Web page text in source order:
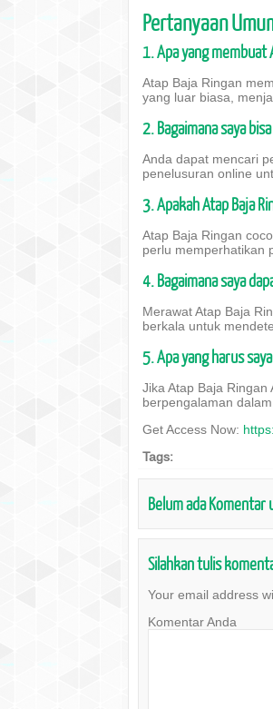
Pertanyaan
1. Apa yang membuat
Atap Baja Ringan
yang luar biasa,
2. Bagaimana saya
Anda dapat mencari
penelusuran online
3. Apakah Atap Baja
Atap Baja Ringan
perlu memperhatikan
4. Bagaimana saya
Merawat Atap Baja
berkala untuk
5. Apa yang harus
Jika Atap Baja
berpengalaman
Get Access Now:
Tags:
Belum ada Komentar
Silahkan tulis
Your email address
Komentar Anda